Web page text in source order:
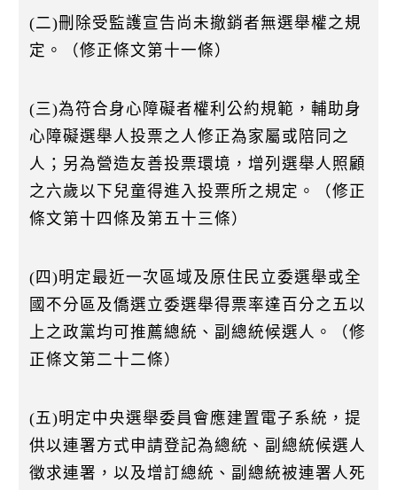
(二)刪除受監護宣告尚未撤銷者無選舉權之規
定。（修正條文第十一條）
(三)為符合身心障礙者權利公約規範，輔助身
心障礙選舉人投票之人修正為家屬或陪同之
人；另為營造友善投票環境，增列選舉人照顧
之六歲以下兒童得進入投票所之規定。（修正
條文第十四條及第五十三條）
(四)明定最近一次區域及原住民立委選舉或全
國不分區及僑選立委選舉得票率達百分之五以
上之政黨均可推薦總統、副總統候選人。（修
正條文第二十二條）
(五)明定中央選舉委員會應建置電子系統，提
供以連署方式申請登記為總統、副總統候選人
徵求連署，以及增訂總統、副總統被連署人死